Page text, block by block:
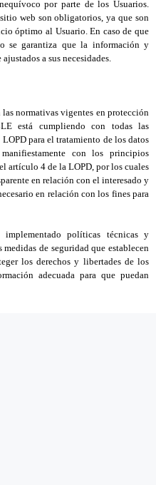
por parte de los Usuarios.
web son obligatorios, ya que son
óptimo al Usuario. En caso de que
se garantiza que la información y
a sus necesidades.
normativas vigentes en protección
está cumpliendo con todas las
para el tratamiento de los datos
con los principios
artículo 4 de la LOPD, por los cuales
en relación con el interesado y
en relación con los fines para
políticas técnicas y
de seguridad que establecen
los derechos y libertades de los
adecuada para que puedan